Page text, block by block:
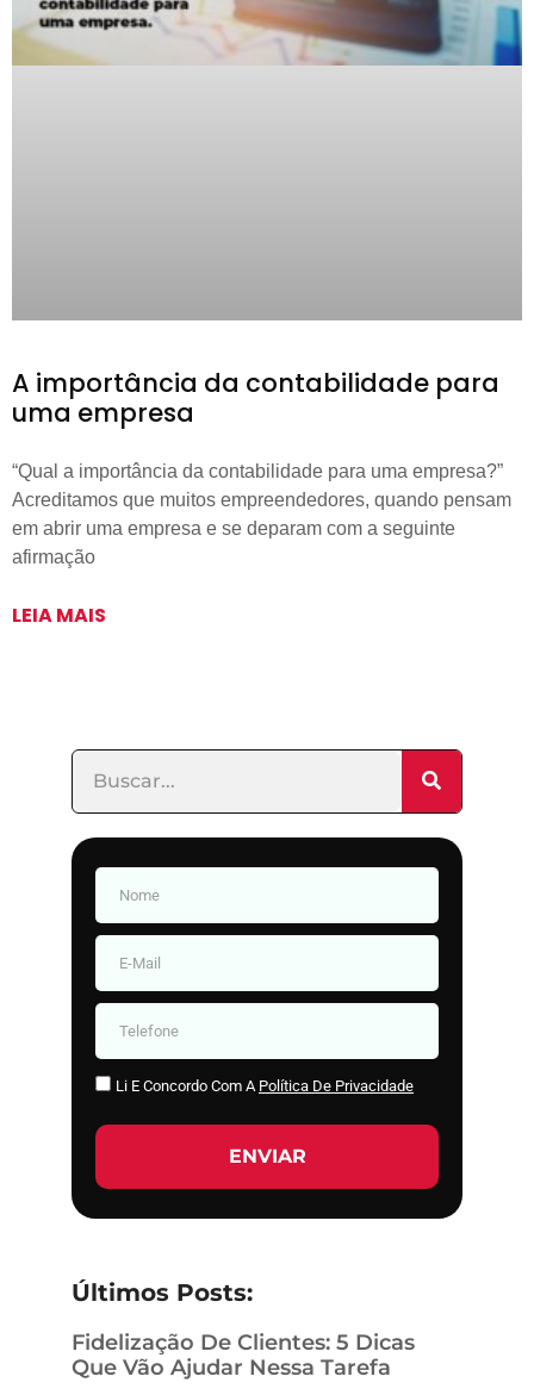
A importância da contabilidade para
uma empresa
“Qual a importância da contabilidade para uma empresa?”
Acreditamos que muitos empreendedores, quando pensam
em abrir uma empresa e se deparam com a seguinte
afirmação
LEIA MAIS
Li E Concordo Com A Política De Privacidade
ENVIAR
Últimos Posts:
Fidelização De Clientes: 5 Dicas
Que Vão Ajudar Nessa Tarefa